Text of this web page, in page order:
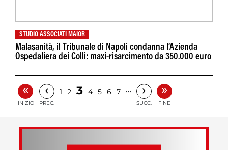
STUDIO ASSOCIATI MAIOR
Malasanità, il Tribunale di Napoli condanna l’Azienda
Ospedaliera dei Colli: maxi-risarcimento da 350.000 euro
«
INIZIO
‹
PREC.
1 2 3 4 5 6 7 … ›
SUCC.
»
FINE